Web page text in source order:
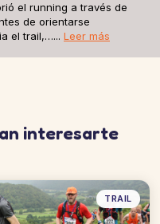
el running a través de
de orientarse
el trail,…... Leer más
interesarte
TRAIL